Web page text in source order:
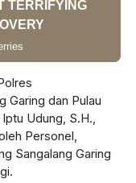
Garing dan Pulau
Udung, S.H.,
Personel,
Sangalang Garing